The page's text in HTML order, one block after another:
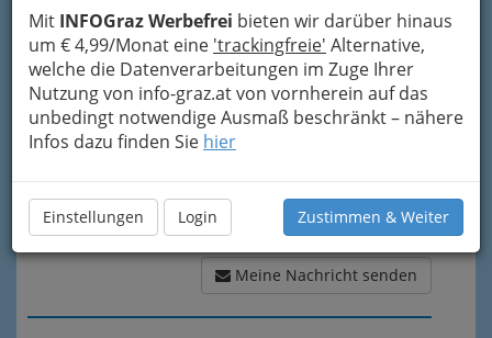
Mit INFOGraz Werbefrei bieten wir darüber hinaus
um € 4,99/Monat eine 'trackingfreie' Alternative,
welche die Datenverarbeitungen im Zuge Ihrer
Nutzung von info-graz.at von vornherein auf das
unbedingt notwendige Ausmaß beschränkt – nähere
Infos dazu finden Sie hier
Einstellungen Login Zustimmen & Weiter
Meine Nachricht
Meine Nachricht senden